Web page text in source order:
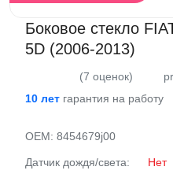
Боковое стекло
5D (2006-2013)
(7 оценок)
10 лет гарантия на работу
OEM: 8454679j00
Датчик дождя/света: Нет